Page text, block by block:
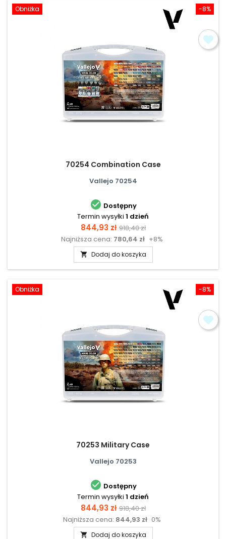
-8%
Obniżka
70254 Combination Case
Vallejo 70254
 Dostępny
Termin wysyłki 1 dzień
Cena
844,93 zł Cena
podstawowa
918,40 zł
Najniższa cena: 780,64 zł +8%
 Dodaj do koszyka
-8%
Obniżka
70253 Military Case
Vallejo 70253
 Dostępny
Termin wysyłki 1 dzień
Cena
844,93 zł Cena
podstawowa
918,40 zł
Najniższa cena: 844,93 zł 0%
 Dodaj do koszyka